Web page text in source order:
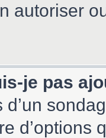
autoriser
je pas
d’un
d’options